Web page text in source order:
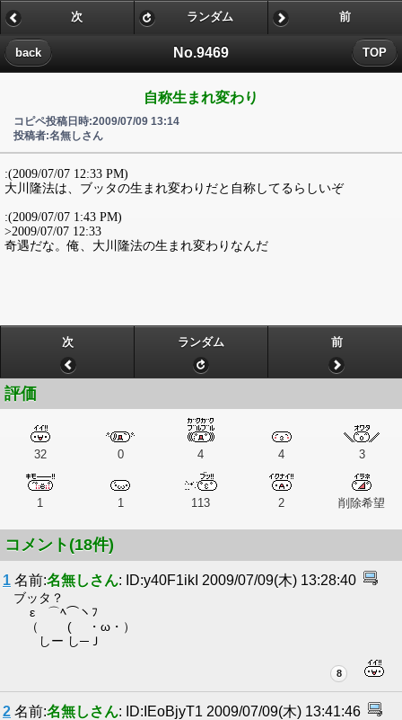
No.9469
back TOP
次 ランダム 前
自称生まれ変わり
コピペ投稿日時:2009/07/09 13:14
投稿者:名無しさん
:(2009/07/07 12:33 PM)
大川隆法は、ブッタの生まれ変わりだと自称してるらしいぞ
:(2009/07/07 1:43 PM)
>2009/07/07 12:33
奇遇だな。俺、大川隆法の生まれ変わりなんだ
次 ランダム 前
評価
32 0 4 4 3
1 1 113 2 削除希望
コメント(18件)
1 名前:名無しさん: ID:y40F1ikI 2009/07/09(木) 13:28:40
ブッタ？
ε ⌒ﾍ⌒ヽﾌ
（ ( ・ω・）
しー し─Ｊ
8
2 名前:名無しさん: ID:IEoBjyT1 2009/07/09(木) 13:41:46